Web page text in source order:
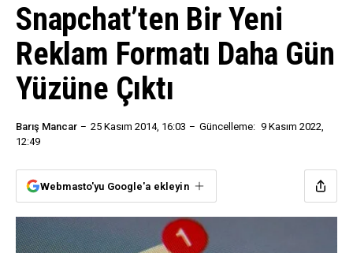
Snapchat’ten Bir Yeni
Reklam Formatı Daha Gün
Yüzüne Çıktı
Barış Mancar 25 Kasım 2014, 16:03 Güncelleme: 9 Kasım 2022,
12:49
Webmasto'yu Google'a ekleyin